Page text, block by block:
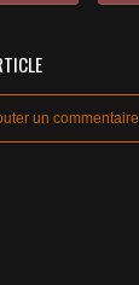
un commentaire